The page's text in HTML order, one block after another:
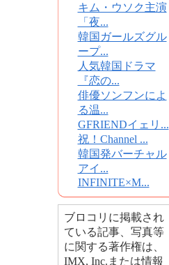
キム・ウソク主演
「夜...
韓国ガールズグル
ープ...
人気韓国ドラマ
『恋の...
俳優ソンフンによ
る温...
GFRIENDイェリ...
祝！Channel ...
韓国発バーチャル
アイ...
INFINITE×M...
ブロコリに掲載され
ている記事、写真等
に関する著作権は、
IMX, Inc.または情報